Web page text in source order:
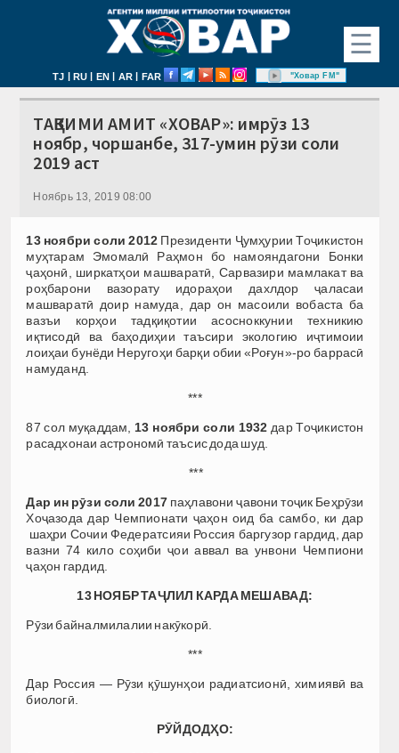
☰
TJ | RU | EN | AR | FAR "Ховар FM"
ТАҚВИМИ АМИТ «ХОВАР»: имрӯз 13
ноябр, чоршанбе, 317-умин рӯзи соли
2019 аст
Ноябрь 13, 2019 08:00
13 ноябри соли 2012 Президенти Ҷумҳурии Тоҷикистон
муҳтарам Эмомалӣ Раҳмон бо намояндагони Бонки
ҷаҳонӣ, ширкатҳои машваратӣ, Сарвазири мамлакат ва
роҳбарони вазорату идораҳои дахлдор ҷаласаи
машваратӣ доир намуда, дар он масоили вобаста ба
вазъи корҳои тадқиқотии асосноккунии техникию
иқтисодӣ ва баҳодиҳии таъсири экологию иҷтимоии
лоиҳаи бунёди Неругоҳи барқи обии «Роғун»-ро баррасӣ
намуданд.
***
87 сол муқаддам, 13 ноябри соли 1932 дар Тоҷикистон
расадхонаи астрономӣ таъсис дода шуд.
***
Дар ин рӯзи соли 2017паҳлавони ҷавони тоҷик Беҳрӯзи
Хоҷазода дар Чемпионати ҷаҳон оид ба самбо, ки дар
шаҳри Сочии Федератсияи Россия баргузор гардид, дар
вазни 74 кило соҳиби ҷои аввал ва унвони Чемпиони
ҷаҳон гардид.
13 НОЯБР ТАҶЛИЛ КАРДА МЕШАВАД:
Рӯзи байналмилалии накӯкорӣ.
***
Дар Россия — Рӯзи қӯшунҳои радиатсионӣ, химиявӣ ва
биологӣ.
РӮЙДОДҲО: